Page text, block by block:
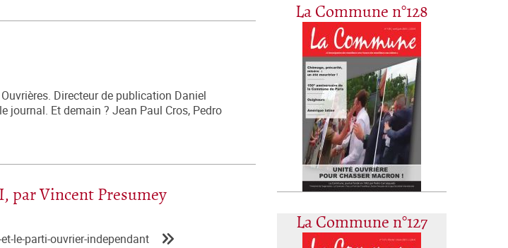
La Commune n°128
La Commune n°127
Directeur de publication Daniel
journal. Et demain ? Jean Paul Cros, Pedro
par Vincent Presumey
le-parti-ouvrier-independant